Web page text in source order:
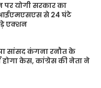
योगी सरकार का
आईएमएसएस से 24 घंटे
एक्शन
सांसद कंगना रनौत के
केस, कांग्रेस की नेता ने